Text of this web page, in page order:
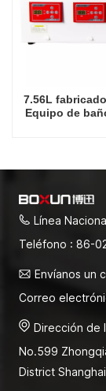
7.56L
Equipo de
Línea
Teléfono : 86-
Envíanos un
Correo
Dirección de
No.599
District